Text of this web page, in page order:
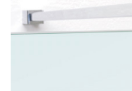
MIROIR DÉCORATIF DE